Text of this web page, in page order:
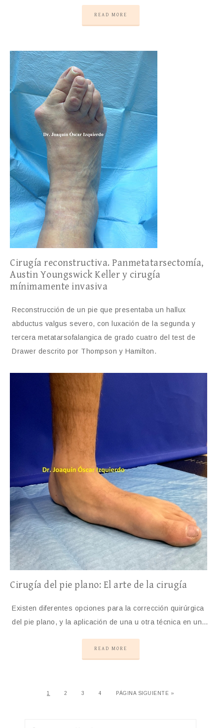
READ MORE
Cirugía reconstructiva. Panmetatarsectomía,
Austin Youngswick Keller y cirugía
mínimamente invasiva
Reconstrucción de un pie que presentaba un hallux
abductus valgus severo, con luxación de la segunda y
tercera metatarsofalangica de grado cuatro del test de
Drawer descrito por Thompson y Hamilton.
Cirugía del pie plano: El arte de la cirugía
Existen diferentes opciones para la corrección quirúrgica
del pie plano, y la aplicación de una u otra técnica en un…
READ MORE
1 2 3 4 PÁGINA SIGUIENTE »